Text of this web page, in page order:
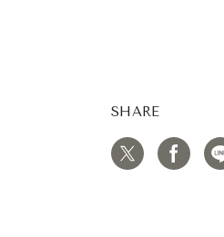
SHARE